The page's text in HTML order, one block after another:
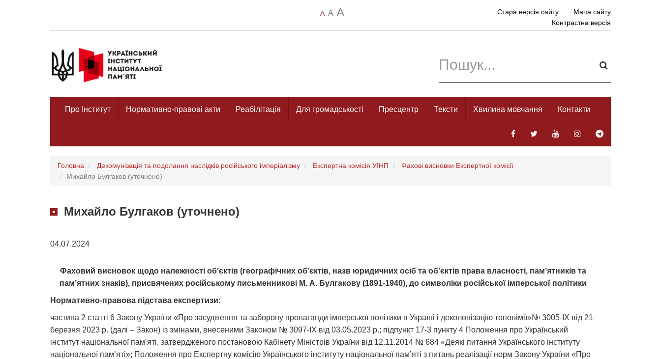
A A A Стара версія сайту
Мапа сайту
Контрастна версія
Про Інститут Нормативно-правові акти Реабілітація Для громадськості Пресцентр Тексти Хвилина мовчання Контакти
Головна Декомунізація та подолання наслідків російського імперіалізму Експертна комісія УІНП
Фахові висновки Експертної комісії
Михайло Булгаков (уточнено)
Михайло Булгаков (уточнено)
04.07.2024
Фаховий висновок щодо належності об’єктів (географічних об’єктів, назв юридичних осіб та об’єктів права власності, пам’ятників та
пам’ятних знаків), присвячених російському письменникові М. А. Булгакову (1891-1940), до символіки російської імперської політики
Нормативно-правова підстава експертизи:
частина 2 статті 6 Закону України «Про засудження та заборону пропаганди імперської політики в Україні і деколонізацію топонімії»№ 3005-ІХ від 21
березня 2023 р. (далі – Закон) із змінами, внесеними Законом № 3097-IX від 03.05.2023 р.; підпункт 17-3 пункту 4 Положення про Український
інститут національної пам’яті, затвердженого постановою Кабінету Міністрів України від 12.11.2014 № 684 «Деякі питання Українського інституту
національної пам’яті»; Положення про Експертну комісію Українського інституту національної пам’яті з питань реалізації норм Закону України «Про